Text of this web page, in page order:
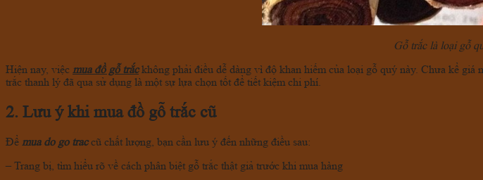
Gỗ trắc là loại gỗ
Hiện nay, việc mua đồ gỗ trắckhông phải điều dễ dàng vì độ khan hiếm của loại gỗ quý này. Chưa kể giá
trắc thanh lý đã qua sử dụng là một sự lựa chọn tốt để tiết kiệm chi phí.
2. Lưu ý khi mua đồ gỗ trắc cũ
Để mua do go trac cũ chất lượng, bạn cần lưu ý đến những điều sau:
– Trang bị, tìm hiểu rõ về cách phân biệt gỗ trắc thật giả trước khi mua hàng